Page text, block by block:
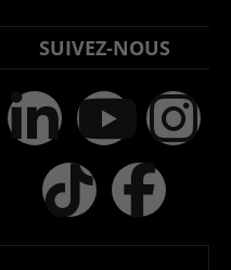
SUIVEZ-NOUS